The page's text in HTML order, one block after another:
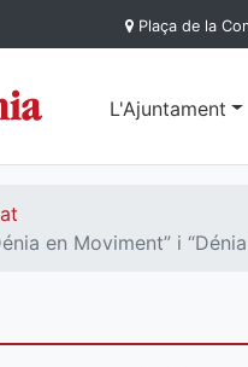
Plaça de la
L'Ajuntament
en Moviment” i